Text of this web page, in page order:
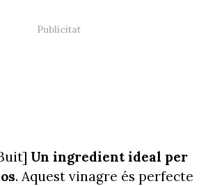
Un ingredient ideal per
. Aquest vinagre és perfecte